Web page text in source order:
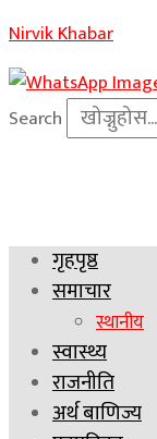
Nirvik Khabar
Search
गृहपृष्ठ
समाचार
स्थानीय
स्वास्थ्य
राजनीति
अर्थ बाणिज्य